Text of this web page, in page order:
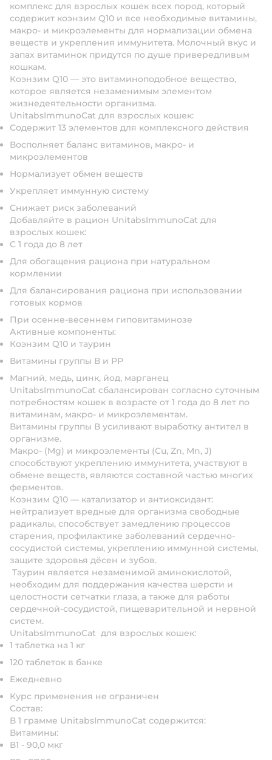
комплекс для взрослых кошек всех пород, который
содержит коэнзим Q10 и все необходимые витамины,
макро- и микроэлементы для нормализации обмена
веществ и укрепления иммунитета. Молочный вкус и
запах витаминок придутся по душе привередливым
кошкам.
Коэнзим Q10 — это витаминоподобное вещество,
которое является незаменимым элементом
жизнедеятельности организма.
UnitabsImmunoCat для взрослых кошек:
Содержит 13 элементов для комплексного действия
Восполняет баланс витаминов, макро- и
микроэлементов
Нормализует обмен веществ
Укрепляет иммунную систему
Снижает риск заболеваний
Добавляйте в рацион UnitabsImmunoCat для
взрослых кошек:
С 1 года до 8 лет
Для обогащения рациона при натуральном
кормлении
Для балансирования рациона при использовании
готовых кормов
При осенне-весеннем гиповитаминозе
Активные компоненты:
Коэнзим Q10 и таурин
Витамины группы В и РР
Магний, медь, цинк, йод, марганец
UnitabsImmunoCat сбалансирован согласно суточным
потребностям кошек в возрасте от 1 года до 8 лет по
витаминам, макро- и микроэлементам.
Витамины группы В усиливают выработку антител в
организме.
Макро- (Mg) и микроэлементы (Cu, Zn, Мn, J)
способствуют укреплению иммунитета, участвуют в
обмене веществ, являются составной частью многих
ферментов.
Коэнзим Q10 — катализатор и антиоксидант:
нейтрализует вредные для организма свободные
радикалы, способствует замедлению процессов
старения, профилактике заболеваний сердечно-
сосудистой системы, укреплению иммунной системы,
защите здоровья дёсен и зубов.
Таурин является незаменимой аминокислотой,
необходим для поддержания качества шерсти и
целостности сетчатки глаза, а также для работы
сердечной-сосудистой, пищеварительной и нервной
систем.
UnitabsImmunoCat для взрослых кошек:
1 таблетка на 1 кг
120 таблеток в банке
Ежедневно
Курс применения не ограничен
Состав:
В 1 грамме UnitabsImmunoCat содержится:
Витамины:
В1 - 90,0 мкг